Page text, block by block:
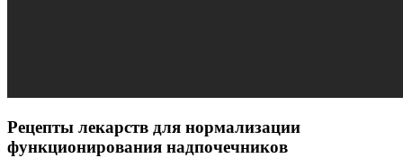
Рецепты лекарств для нормализации
функционирования надпочечников